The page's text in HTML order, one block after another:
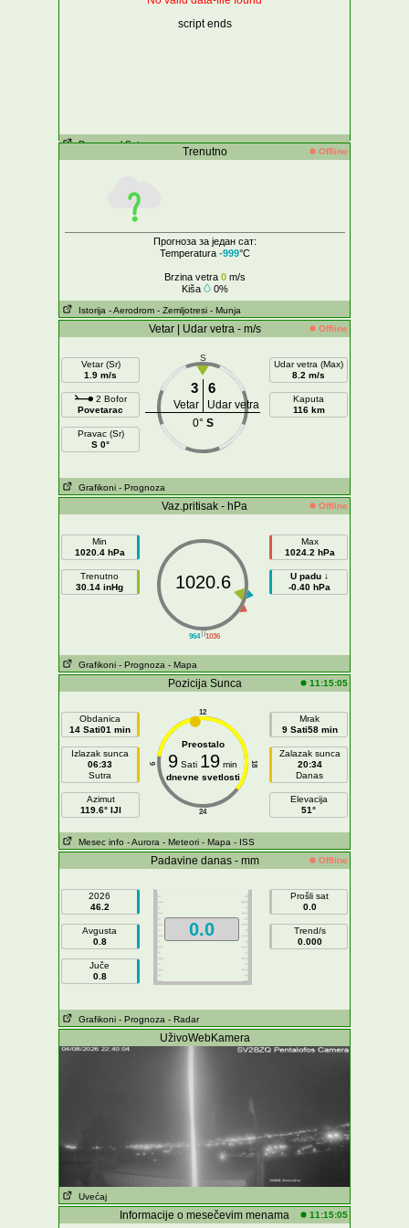
script ends
Dnevne - / Sat
Trenutno Offline
Прогноза за један сат:
Temperatura -999°C
Brzina vetra 0m/s
Kiša
0%
Istorija - Aerodrom - Zemljotresi - Munja
Vetar | Udar vetra - m/s Offline
Vetar (Sr)
1.9 m/s
2 Bofor
Povetarac
Pravac (Sr)
S 0°
S
3 6
Vetar
Udar vetra
0° S
Udar vetra (Max)
8.2 m/s
Kaputa
116 km
Grafikoni - Prognoza
Vaz.pritisak - hPa Offline
Min
1020.4 hPa
Trenutno
30.14 inHg
||
964 1036
1020.6
Max
1024.2 hPa
U padu ↓
-0.40 hPa
Grafikoni - Prognoza - Mapa
Pozicija Sunca 11:15:05
Obdanica
14 Sati01 min
Izlazak sunca
06:33
Sutra
Azimut
119.6° IJI
12
24
6 18
Preostalo
9 Sati 19 min
dnevne svetlosti
Mrak
9 Sati58 min
Zalazak sunca
20:34
Danas
Elevacija
51°
Mesec info - Aurora - Meteori - Mapa - ISS
Padavine danas - mm Offline
2026
46.2
Avgusta
0.8
Juče
0.8
0.0
Prošli sat
0.0
Trend/s
0.000
Grafikoni - Prognoza - Radar
UživoWebKamera
Uvećaj
Informacije o mesečevim menama 11:15:05